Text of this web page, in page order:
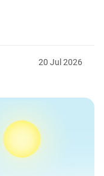
20 Jul 2026